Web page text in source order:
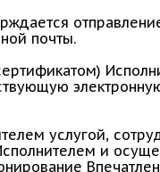
почты.
услугой,
и